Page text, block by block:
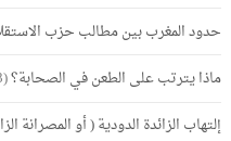
حدود المغرب بين مطالب حزب
ماذا يترتب على الطعن في الصحابة؟(503)
إلتهاب الزائدة الدودية ( أو المصرانة